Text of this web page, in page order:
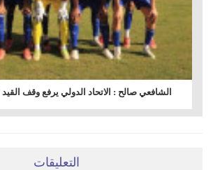
الشافعي صالح : الاتحاد الدولي يرفع وقف
التعليقات